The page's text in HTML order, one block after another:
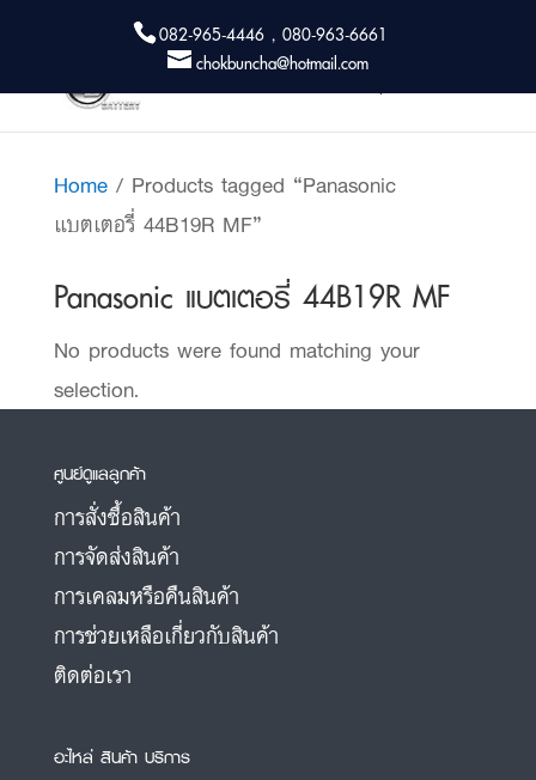
082-965-4446 , 080-963-6661
chokbuncha@hotmail.com
Home/ Products tagged “Panasonic
แบตเตอรี่ 44B19R MF”
Panasonic แบตเตอรี่ 44B19R MF
No products were found matching your
selection.
ศูนย์ดูแลลูกค้า
การสั่งซื้อสินค้า
การจัดส่งสินค้า
การเคลมหรือคืนสินค้า
การช่วยเหลือเกี่ยวกับสินค้า
ติดต่อเรา
อะไหล่ สินค้า บริการ